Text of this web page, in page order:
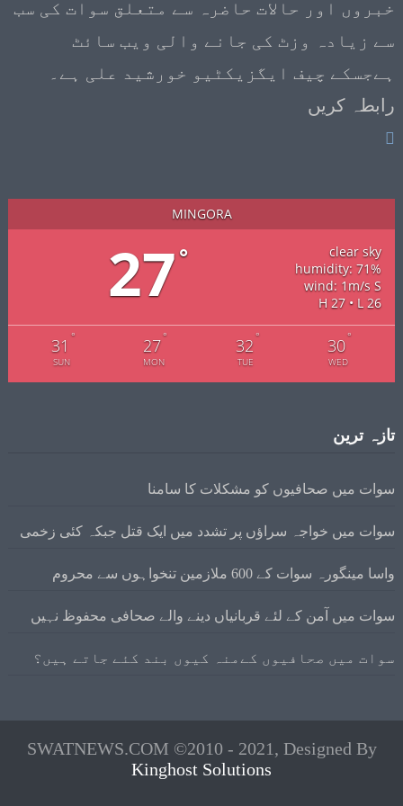
خبروں اور حالات حاضرہ سے متعلق سوات کی سب
سے زیادہ وزٹ کی جانے والی ویب سائٹ
ہےجسکے چیف ایگزیکٹیو خورشید علی ہے۔
رابطہ کریں
MINGORA
27°
clear sky
humidity: 71%
wind: 1m/s S
H 27 • L 26
31 °
SUN
27°
MON
32 °
TUE
30°
WED
تازہ ترین
سوات میں صحافیوں کو مشکلات کا سامنا
سوات میں خواجہ سراؤں پر تشدد میں ایک قتل جبکہ کئی زخمی
واسا مینگورہ سوات کے 600 ملازمین تنخواہوں سے محروم
سوات میں آمن کے لئے قربانیاں دینے والے صحافی محفوظ نہیں
سوات میں صحافیوں کےمنہ کیوں بند کئے جاتے ہیں؟
SWATNEWS.COM ©2010 - 2021, Designed By
Kinghost Solutions